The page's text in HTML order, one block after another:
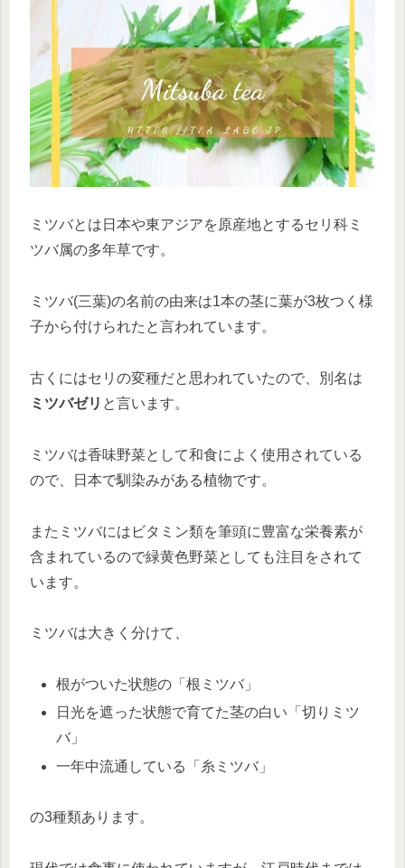
ミツバとは日本や東アジアを原産地とするセリ科ミ
ツバ属の多年草です。
ミツバ(三葉)の名前の由来は1本の茎に葉が3枚つく様
子から付けられたと言われています。
古くにはセリの変種だと思われていたので、別名は
ミツバゼリ と言います。
ミツバは香味野菜として和食によく使用されている
ので、日本で馴染みがある植物です。
またミツバにはビタミン類を筆頭に豊富な栄養素が
含まれているので緑黄色野菜としても注目をされて
います。
ミツバは大きく分けて、
根がついた状態の「根ミツバ」
日光を遮った状態で育てた茎の白い「切りミツ
バ」
一年中流通している「糸ミツバ」
の3種類あります。